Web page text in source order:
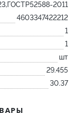
2011
4603347422212
1
1
шт
29.455
30.37